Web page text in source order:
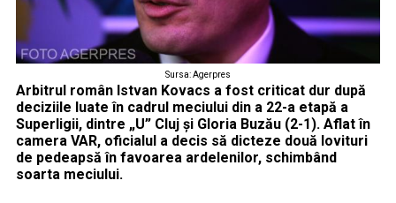
Sursa: Agerpres
Arbitrul român Istvan Kovacs a fost criticat dur după
deciziile luate în cadrul meciului din a 22-a etapă a
Superligii, dintre „U” Cluj și Gloria Buzău (2-1). Aflat în
camera VAR, oficialul a decis să dicteze două lovituri
de pedeapsă în favoarea ardelenilor, schimbând
soarta meciului.